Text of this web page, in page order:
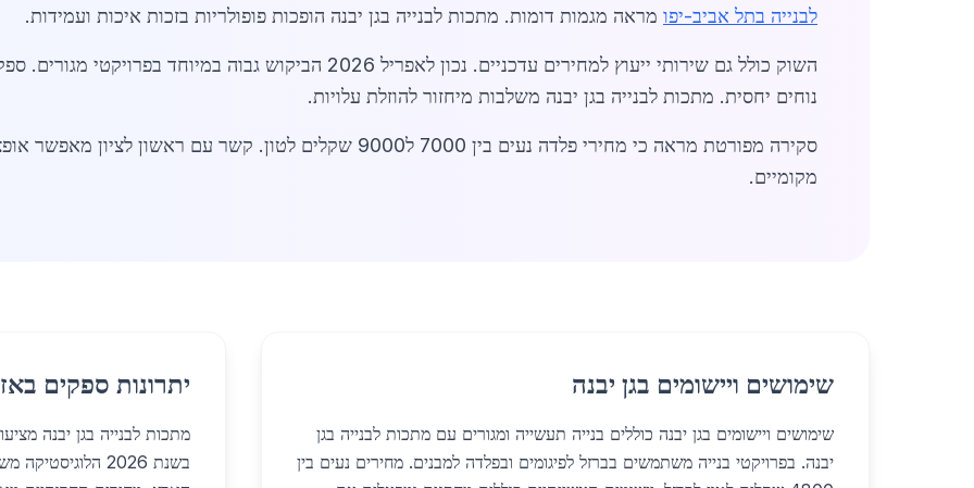
לבנייה בתל אביב-יפו מראה מגמות דומות. מתכות לבנייה בגן יבנה הופכות פופולריות בזכות איכות ועמידות.
השוק כולל גם שירותי ייעוץ למחירים עדכניים. נכון לאפריל 2026
נוחים יחסית. מתכות לבנייה בגן יבנה משלבות מיחזור להוזלת עלויות.
סקירה מפורטת מראה כי מחירי פלדה נעים בין 7000 ל9000 שקלים לטון. קשר עם ראשון לציון מאפשר אופציות נוספות.
מקומיים.
שימושים ויישומים בגן יבנה
שימושים ויישומים בגן יבנה כוללים בנייה תעשייה ומגורים עם מתכות לבנייה בגן
יבנה. בפרויקטי בנייה משתמשים בברזל לפיגומים ובפלדה למבנים. מחירים נעים בין
יתרונות ספקים
מתכות לבנייה בגן יבנה
בשנת 2026